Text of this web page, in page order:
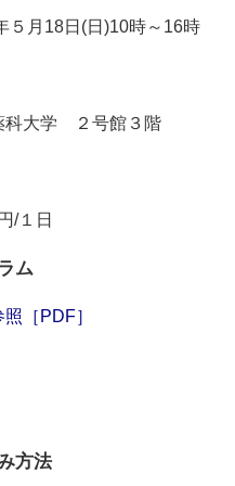
月18日(日)10時～16時
大学 ２号館３階
/１日
ム
［PDF］
方法